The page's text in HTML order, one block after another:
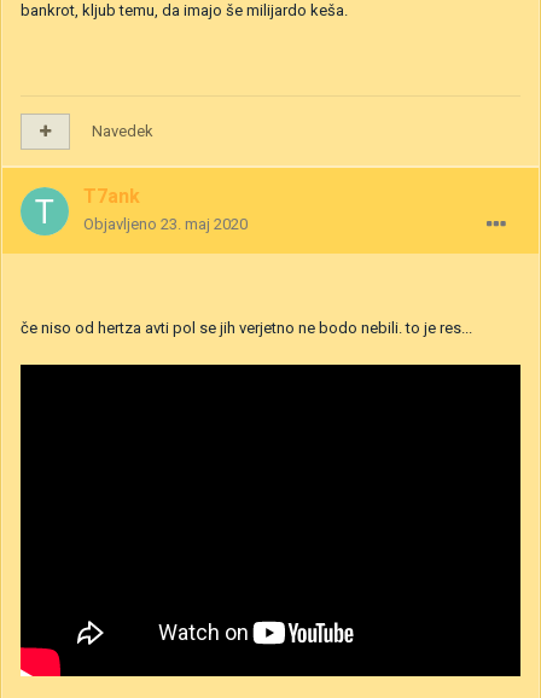
bankrot, kljub temu, da imajo še milijardo keša.
Navedek
T7ank
Objavljeno 23. maj 2020
če niso od hertza avti pol se jih verjetno ne bodo nebili. to je res...